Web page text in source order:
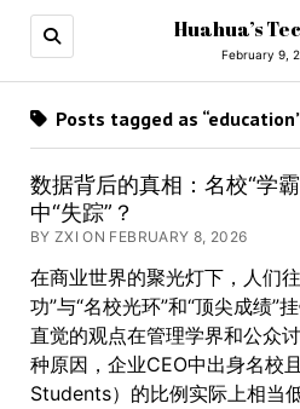
Huahua’s
February 9,
Posts tagged as
数据背后的真相：名校“学
中“失踪”？
BY ZXI ON FEBRUARY 8, 2026
在商业世界的聚光灯下，人们
功”与“名校光环”和“顶尖成绩”
直觉的观点在管理学界和公众
种原因，企业CEO中出身名校
Students）的比例实际上相当